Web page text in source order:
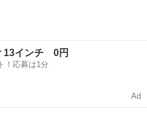
13インチ 0円
！応募は1分
Ad